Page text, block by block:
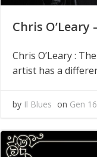
Chris
Chris O’Leary :
artist has a
by Il Blues on Gen 16